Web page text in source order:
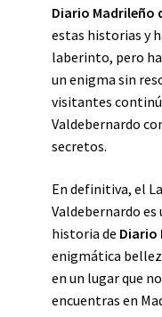
Diario Madrileño
estas historias y
laberinto, pero
un enigma sin
visitantes
Valdebernardo
secretos.
En definitiva, el
Valdebernardo es
historia de Diario
enigmática
en un lugar que
encuentras en